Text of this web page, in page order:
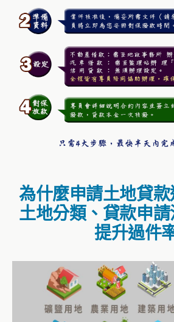
為什麼申請土地貸
土地分類、貸款申
提升過件